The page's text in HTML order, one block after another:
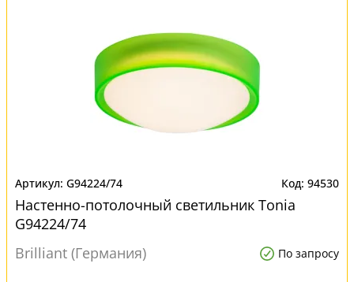
G94224/74 94530
Настенно-потолочный светильник Tonia
G94224/74
Brilliant (Германия)
По запросу